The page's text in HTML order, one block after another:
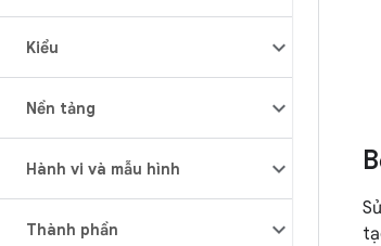
Kiểu
Nền tảng
Hành vi và mẫu hình
Thành phần